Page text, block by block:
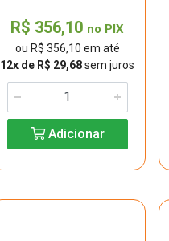
R$ 356,10 no PIX
ou R$ 356,10 em até
12x de R$ 29,68sem juros
Adicionar